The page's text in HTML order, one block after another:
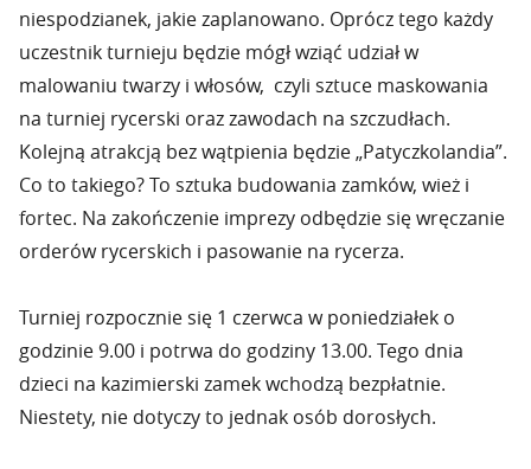
niespodzianek, jakie zaplanowano. Oprócz tego każdy
uczestnik turnieju będzie mógł wziąć udział w
malowaniu twarzy i włosów, czyli sztuce maskowania
na turniej rycerski oraz zawodach na szczudłach.
Kolejną atrakcją bez wątpienia będzie „Patyczkolandia”.
Co to takiego? To sztuka budowania zamków, wież i
fortec. Na zakończenie imprezy odbędzie się wręczanie
orderów rycerskich i pasowanie na rycerza.
Turniej rozpocznie się 1 czerwca w poniedziałek o
godzinie 9.00 i potrwa do godziny 13.00. Tego dnia
dzieci na kazimierski zamek wchodzą bezpłatnie.
Niestety, nie dotyczy to jednak osób dorosłych.